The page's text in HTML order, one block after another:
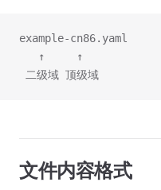
example-cn86.yaml
   ↑     ↑
二级域 顶级域
文件内容格式